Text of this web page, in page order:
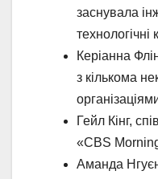
заснувала
технологічні
Керіанна
з кількома
Гейл Кінг,
«CBS
Аманда